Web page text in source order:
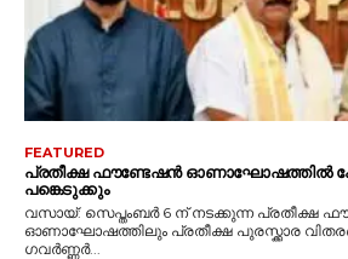
FEATURED
പ്രതീക്ഷ ഫൗണ്ടേഷൻ ഓണാഘോഷത്തിൽ
പങ്കെടുക്കും
വസായ്: സെപ്തംബർ 6 ന് നടക്കുന്ന പ്രതീക്ഷ
ഓണാഘോഷത്തിലും പ്രതീക്ഷ പുരസ്ക്കാര
ഗവർണ്ണർ...